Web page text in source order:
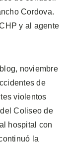
Cordova.
y al agente
noviembre
de
violentos
Coliseo de
hospital con
la